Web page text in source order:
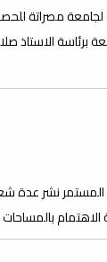
الكليات التابعة
برئاسة
نشر عدة
بالمساحات